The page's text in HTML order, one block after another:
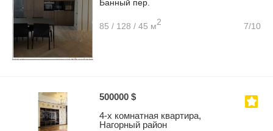
Банный пер.
85 / 128 / 45 м2 7/10
500000 $
4-х комнатная квартира,
Нагорный район